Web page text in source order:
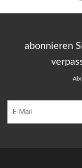
abonnieren